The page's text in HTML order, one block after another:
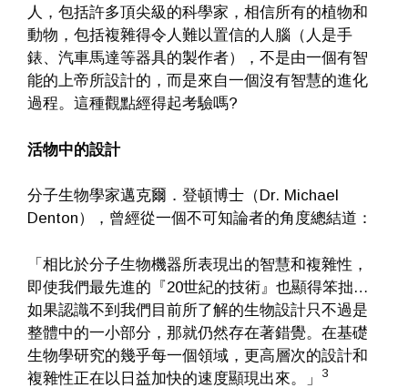
人，包括許多頂尖級的科學家，相信所有的植物和
動物，包括複雜得令人難以置信的人腦（人是手
錶、汽車馬達等器具的製作者），不是由一個有智
能的上帝所設計的，而是來自一個沒有智慧的進化
過程。這種觀點經得起考驗嗎?
活物中的設計
分子生物學家邁克爾．登頓博士（Dr. Michael
Denton），曾經從一個不可知論者的角度總結道：
「相比於分子生物機器所表現出的智慧和複雜性，
即使我們最先進的『20世紀的技術』也顯得笨拙…
如果認識不到我們目前所了解的生物設計只不過是
整體中的一小部分，那就仍然存在著錯覺。在基礎
生物學研究的幾乎每一個領域，更高層次的設計和
複雜性正在以日益加快的速度顯現出來。」
3